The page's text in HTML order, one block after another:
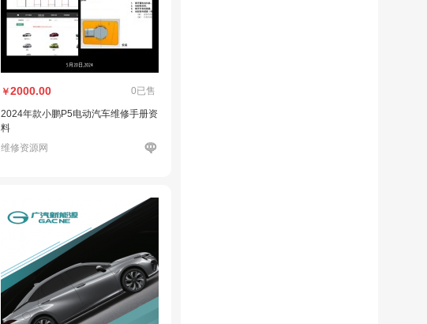
￥2000.00 0已售
2024年款小鹏P5电动汽车维修手册资
料
维修资源网